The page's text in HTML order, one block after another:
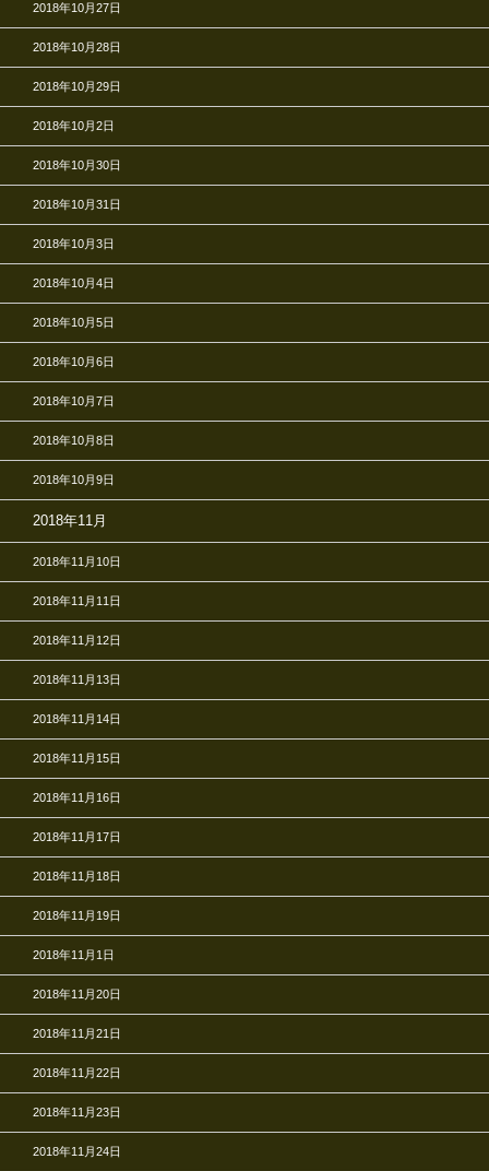
2018年10月27日
2018年10月28日
2018年10月29日
2018年10月2日
2018年10月30日
2018年10月31日
2018年10月3日
2018年10月4日
2018年10月5日
2018年10月6日
2018年10月7日
2018年10月8日
2018年10月9日
2018年11月
2018年11月10日
2018年11月11日
2018年11月12日
2018年11月13日
2018年11月14日
2018年11月15日
2018年11月16日
2018年11月17日
2018年11月18日
2018年11月19日
2018年11月1日
2018年11月20日
2018年11月21日
2018年11月22日
2018年11月23日
2018年11月24日